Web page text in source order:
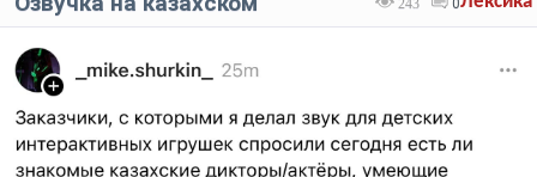
243 0